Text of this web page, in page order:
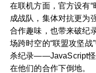
在联机方面，官方设有“
成战队，集体对抗更为
合作趣味，也带来破纪
场跨时空的“联盟攻坚
杀纪录——JavaScript怪
在他们的合作下倒地。